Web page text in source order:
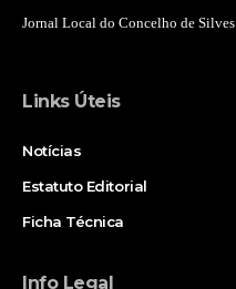
Jornal Local do Concelho de Silves.
Links Úteis
Notícias
Estatuto Editorial
Ficha Técnica
Info Legal